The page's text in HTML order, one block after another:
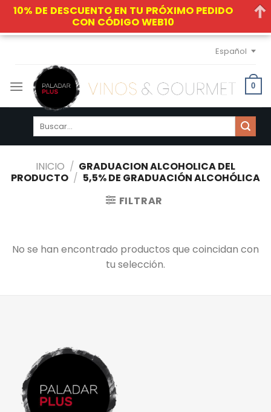
Skip
content
Español
0
Buscar
INICIO / GRADUACION ALCOHOLICA DEL
PRODUCTO / 5,5% DE GRADUACIÓN ALCOHÓLICA
FILTRAR
No se han encontrado productos que coincidan con
tu selección.
10% DE DESCUENTO EN TU PRÓXIMO PEDIDO
CON CÓDIGO WEB10